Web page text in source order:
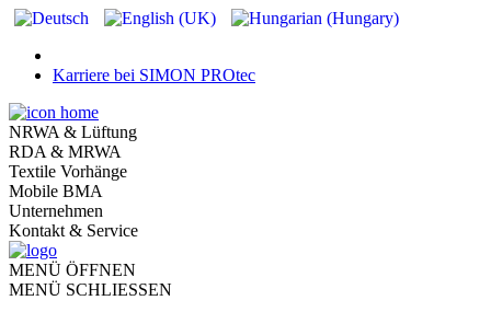
Karriere bei SIMON PROtec
NRWA & Lüftung
RDA & MRWA
Textile Vorhänge
Mobile BMA
Unternehmen
Kontakt & Service
MENÜ ÖFFNEN
MENÜ SCHLIESSEN